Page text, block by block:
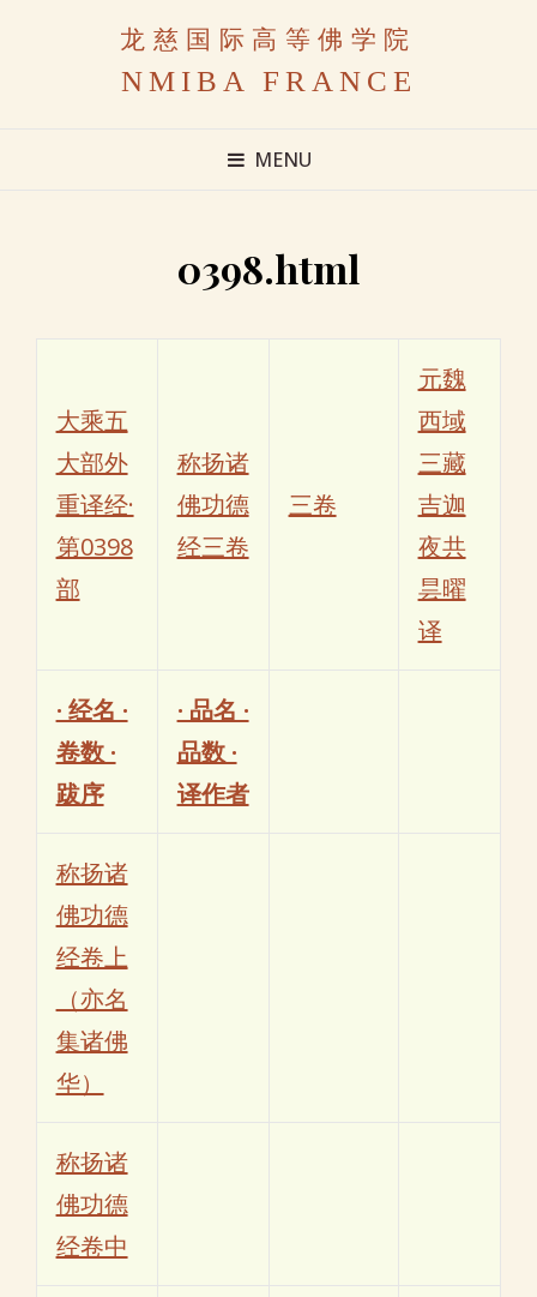
龙慈国际高等佛学院
NMIBA FRANCE
MENU
0398.html
大乘五
大部外
重译经·
第0398
部
称扬诸
佛功德
经三卷
三卷
元魏
西域
三藏
吉迦
夜共
昙曜
译
· 经名 ·
卷数 ·
跋序
· 品名 ·
品数 ·
译作者
称扬诸
佛功德
经卷上
（亦名
集诸佛
华）
称扬诸
佛功德
经卷中